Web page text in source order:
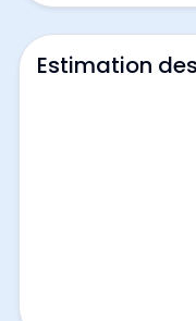
Estimation